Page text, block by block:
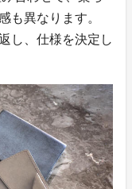
も異なります。
し、仕様を決定し